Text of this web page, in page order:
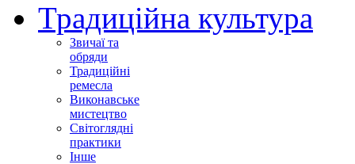
Традиційна культура
Звичаї та
обряди
Традиційні
ремесла
Виконавське
мистецтво
Світоглядні
практики
Інше